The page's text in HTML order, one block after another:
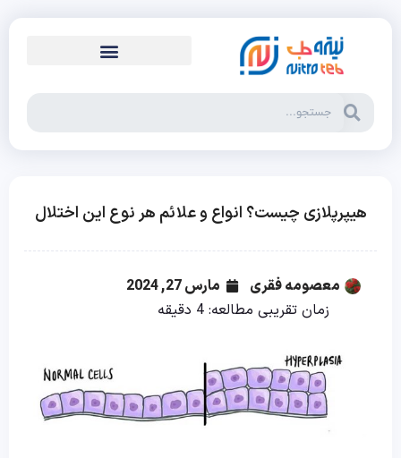
هیپرپلازی چیست؟ انواع و علائم هر نوع این اختلال
معصومه فقری
مارس 27, 2024
زمان تقریبی مطالعه: 4 دقیقه